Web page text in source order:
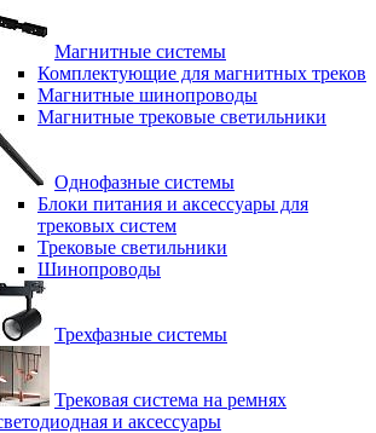
Магнитные системы
Комплектующие для магнитных треков
Магнитные шинопроводы
Магнитные трековые светильники
Однофазные системы
Блоки питания и аксессуары для
трековых систем
Трековые светильники
Шинопроводы
Трехфазные системы
Трековая система на ремнях
и аксессуары